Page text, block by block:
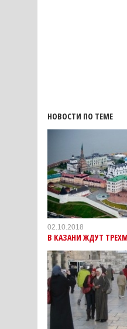
НОВОСТИ ПО ТЕМЕ
02.10.2018
В КАЗАНИ ЖДУТ